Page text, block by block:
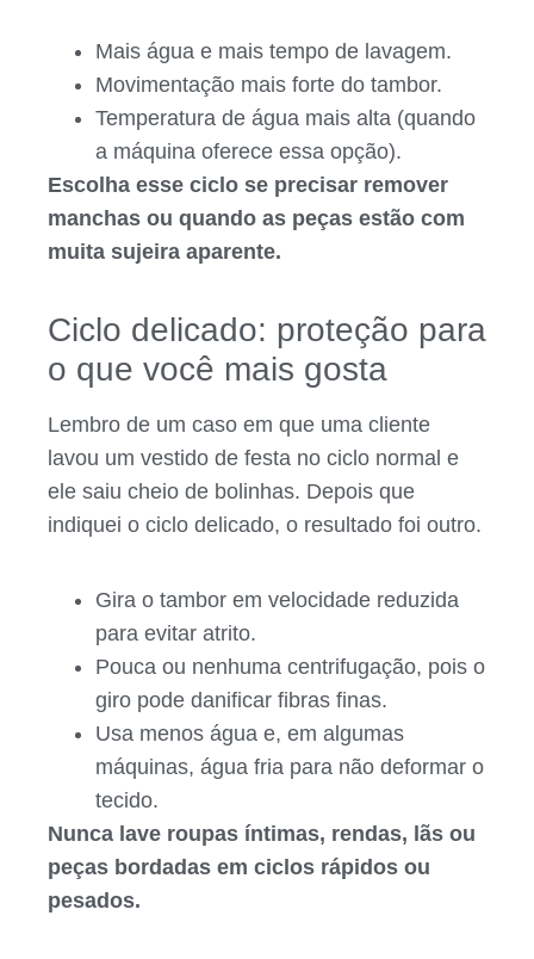
Mais água e mais tempo de lavagem.
Movimentação mais forte do tambor.
Temperatura de água mais alta (quando
a máquina oferece essa opção).
Escolha esse ciclo se precisar remover
manchas ou quando as peças estão com
muita sujeira aparente.
Ciclo delicado: proteção para
o que você mais gosta
Lembro de um caso em que uma cliente
lavou um vestido de festa no ciclo normal e
ele saiu cheio de bolinhas. Depois que
indiquei o ciclo delicado, o resultado foi outro.
Gira o tambor em velocidade reduzida
para evitar atrito.
Pouca ou nenhuma centrifugação, pois o
giro pode danificar fibras finas.
Usa menos água e, em algumas
máquinas, água fria para não deformar o
tecido.
Nunca lave roupas íntimas, rendas, lãs ou
peças bordadas em ciclos rápidos ou
pesados.